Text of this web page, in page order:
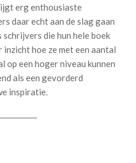
erg enthousiaste
daar echt aan de slag gaan
die hun hele boek
inzicht hoe ze met een aantal
op een hoger niveau kunnen
als een gevorderd
inspiratie.